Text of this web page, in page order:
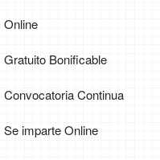
Online
Gratuito Bonificable
Convocatoria Continua
Se imparte Online